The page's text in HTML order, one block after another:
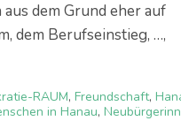
dem Grund eher auf
dem Berufseinstieg, …,
RAUM, Freundschaft,
in Hanau,